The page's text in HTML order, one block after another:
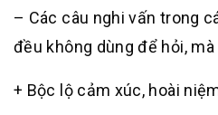
– Các câu nghi vấn trong
đều không dùng để hỏi,
+ Bộc lộ cảm xúc, hoài